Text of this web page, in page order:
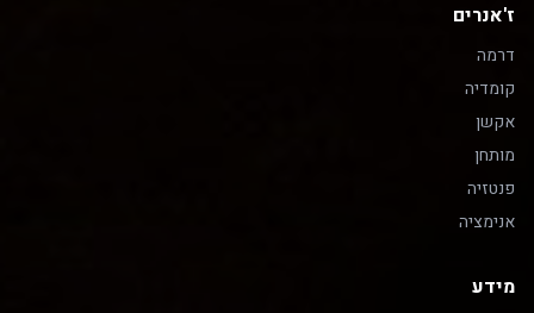
ז'אנרים
דרמה
קומדיה
אקשן
מותחן
פנטזיה
אנימציה
מידע